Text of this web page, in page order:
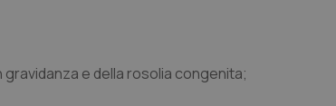
e della rosolia congenita;